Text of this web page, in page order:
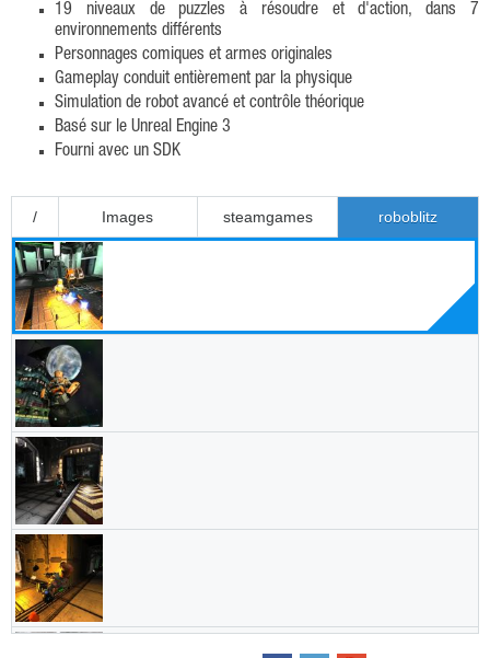
19 niveaux de puzzles à résoudre et d'action, dans 7
environnements différents
Personnages comiques et armes originales
Gameplay conduit entièrement par la physique
Simulation de robot avancé et contrôle théorique
Basé sur le Unreal Engine 3
Fourni avec un SDK